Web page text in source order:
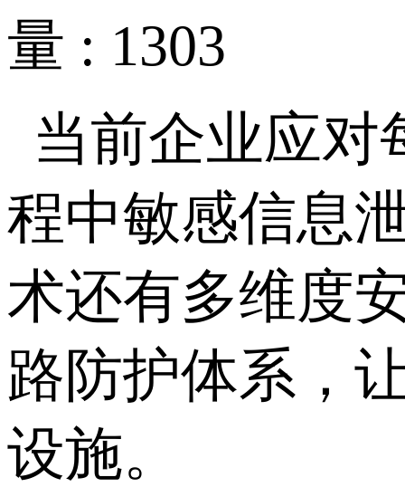
量 : 1303
当前企业应对
程中敏感信息
术还有多维度
路防护体系，
设施。